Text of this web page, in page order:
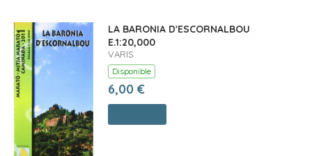
LA BARONIA D'ESCORNALBOU
E.1:20,000
VARIS
Disponible
6,00 €